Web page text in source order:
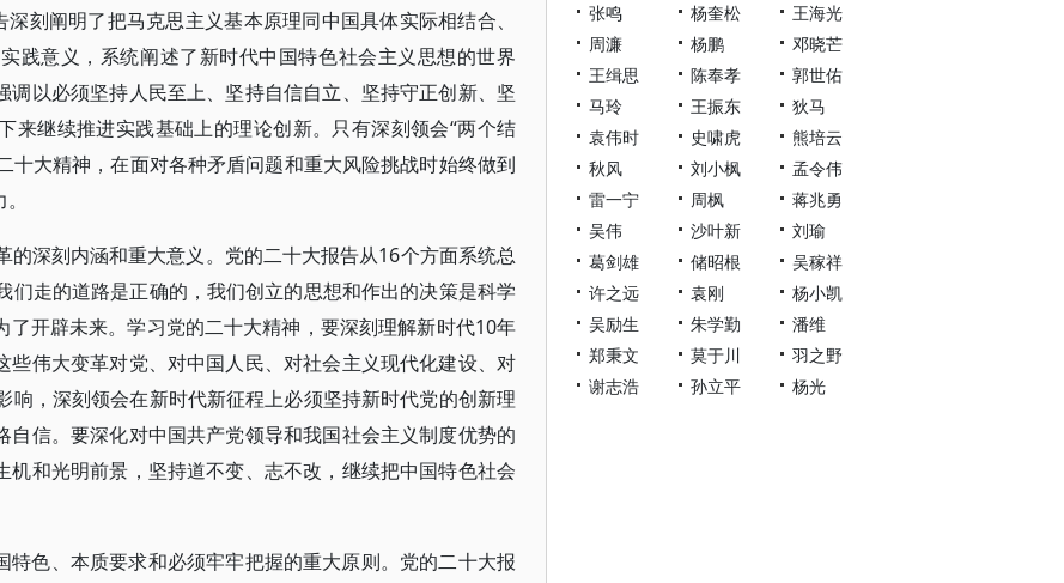
刻阐明了把马克思主义基本原理同中国具体实际相结合、
践意义，系统阐述了新时代中国特色社会主义思想的世界
以必须坚持人民至上、坚持自信自立、坚持守正创新、坚
来继续推进实践基础上的理论创新。只有深刻领会“两个结
十大精神，在面对各种矛盾问题和重大风险挑战时始终做到
的深刻内涵和重大意义。党的二十大报告从16个方面系统总
走的道路是正确的，我们创立的思想和作出的决策是科学
开辟未来。学习党的二十大精神，要深刻理解新时代10年
伟大变革对党、对中国人民、对社会主义现代化建设、对
，深刻领会在新时代新征程上必须坚持新时代党的创新理
信。要深化对中国共产党领导和我国社会主义制度优势的
和光明前景，坚持道不变、志不改，继续把中国特色社会
特色、本质要求和必须牢牢把握的重大原则。党的二十大报
张鸣
杨奎松
王海光
周濂
杨鹏
邓晓芒
王缉思
陈奉孝
郭世佑
马玲
王振东
狄马
袁伟时
史啸虎
熊培云
秋风
刘小枫
孟令伟
雷一宁
周枫
蒋兆勇
吴伟
沙叶新
刘瑜
葛剑雄
储昭根
吴稼祥
许之远
袁刚
杨小凯
吴励生
朱学勤
潘维
郑秉文
莫于川
羽之野
谢志浩
孙立平 杨光